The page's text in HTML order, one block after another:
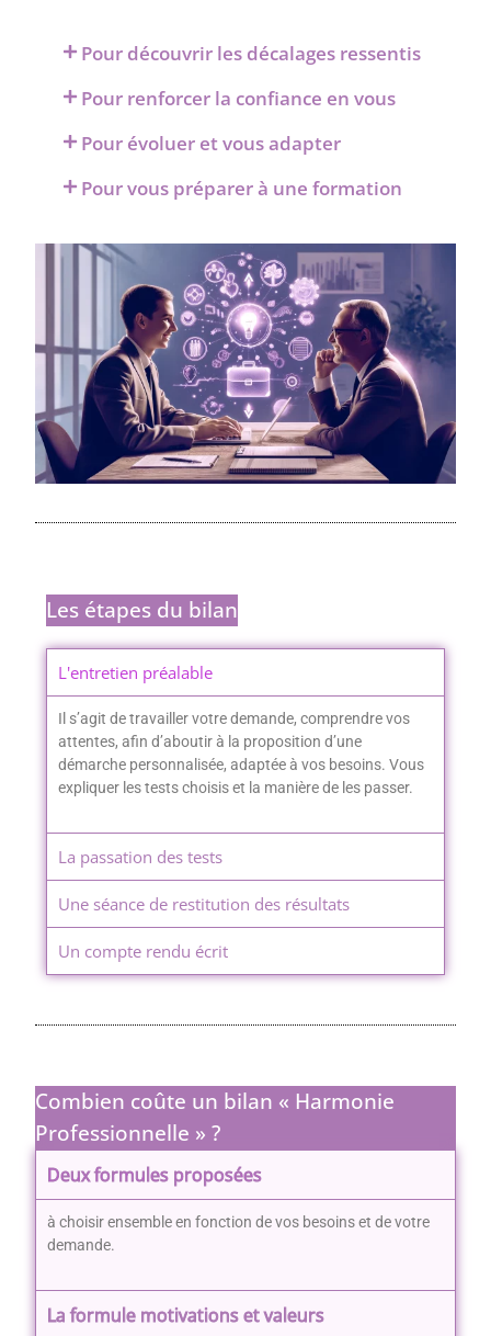
Pour découvrir les décalages ressentis
Pour renforcer la confiance en vous
Pour évoluer et vous adapter
Pour vous préparer à une formation
Les étapes du bilan
L'entretien préalable
Il s’agit de travailler votre demande, comprendre vos
attentes, afin d’aboutir à la proposition d’une
démarche personnalisée, adaptée à vos besoins. Vous
expliquer les tests choisis et la manière de les passer.
La passation des tests
Une séance de restitution des résultats
Un compte rendu écrit
Combien coûte un bilan « Harmonie
Professionnelle » ?
Deux formules proposées
à choisir ensemble en fonction de vos besoins et de votre
demande.
La formule motivations et valeurs